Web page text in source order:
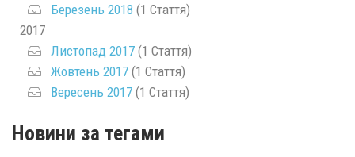
Березень 2018 (1 Стаття)
2017
Листопад 2017 (1 Стаття)
Жовтень 2017 (1 Стаття)
Вересень 2017 (1 Стаття)
Новини за тегами